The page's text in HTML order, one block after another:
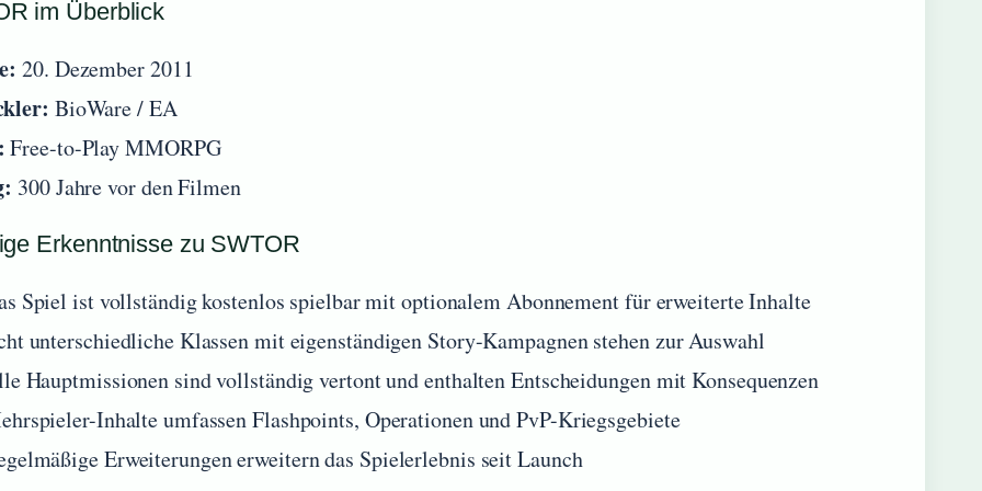
im Überblick
20. Dezember 2011
BioWare / EA
Free-to-Play MMORPG
300 Jahre vor den Filmen
Erkenntnisse zu SWTOR
Spiel ist vollständig kostenlos spielbar mit optionalem Abonnement für erweiterte Inhalte
unterschiedliche Klassen mit eigenständigen Story-Kampagnen stehen zur Auswahl
Hauptmissionen sind vollständig vertont und enthalten Entscheidungen mit Konsequenzen
Inhalte umfassen Flashpoints, Operationen und PvP-Kriegsgebiete
Erweiterungen erweitern das Spielerlebnis seit Launch